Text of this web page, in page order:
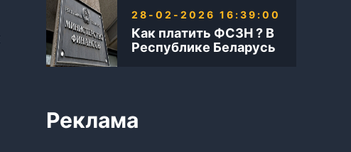
Как платить ФСЗН ? В
Республике Беларусь
28-02-2026 16:39:00
Реклама